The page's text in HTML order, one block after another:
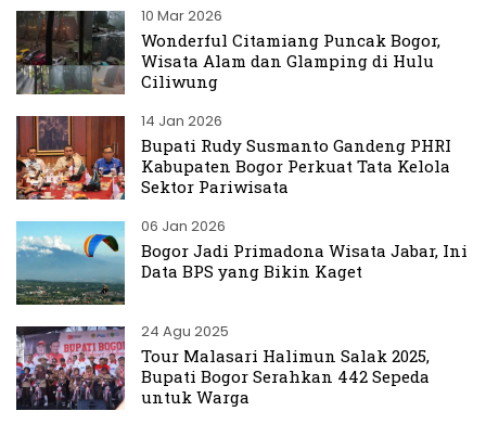
10 Mar 2026
Wonderful Citamiang Puncak Bogor,
Wisata Alam dan Glamping di Hulu
Ciliwung
14 Jan 2026
Bupati Rudy Susmanto Gandeng PHRI
Kabupaten Bogor Perkuat Tata Kelola
Sektor Pariwisata
06 Jan 2026
Bogor Jadi Primadona Wisata Jabar, Ini
Data BPS yang Bikin Kaget
24 Agu 2025
Tour Malasari Halimun Salak 2025,
Bupati Bogor Serahkan 442 Sepeda
untuk Warga